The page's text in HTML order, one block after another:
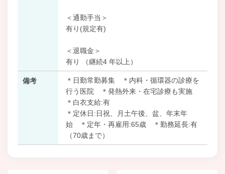
＜通勤手当＞
有り(規定有)
＜退職金＞
有り （継続4 年以上）
備考
＊日勤常勤募集 ＊内科・循環器の診療を
行う医院 ＊発熱外来・在宅診療も実施
＊白衣支給:有
＊定休日:日祝、月土午後、盆、年末年
始 ＊定年・再雇用:65歳 ＊勤務延長:有
（70歳まで）